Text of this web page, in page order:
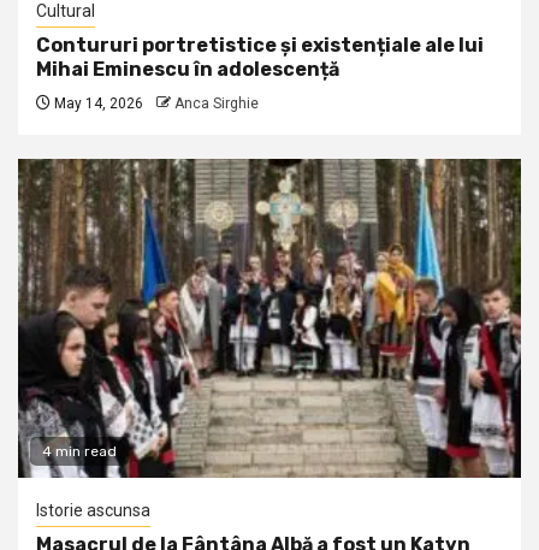
Cultural
Contururi portretistice și existențiale ale lui
Mihai Eminescu în adolescență
May 14, 2026 Anca Sirghie
4 min read
Istorie ascunsa
Masacrul de la Fântâna Albă a fost un Katyn